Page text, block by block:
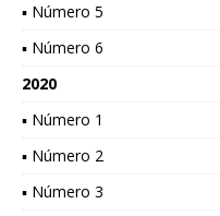
▪ Número 5
▪ Número 6
2020
▪ Número 1
▪ Número 2
▪ Número 3